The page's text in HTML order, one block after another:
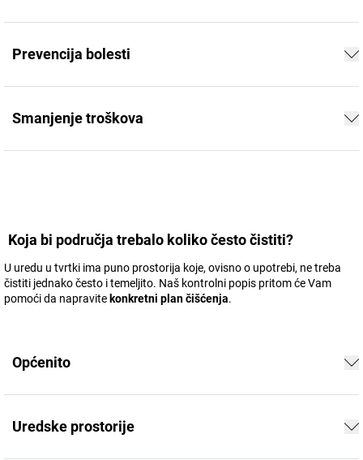
Prevencija bolesti
Smanjenje troškova
Koja bi područja trebalo koliko često čistiti?
U uredu u tvrtki ima puno prostorija koje, ovisno o upotrebi, ne treba
čistiti jednako često i temeljito. Naš kontrolni popis pritom će Vam
pomoći da napravite konkretni plan čišćenja.
Općenito
Uredske prostorije